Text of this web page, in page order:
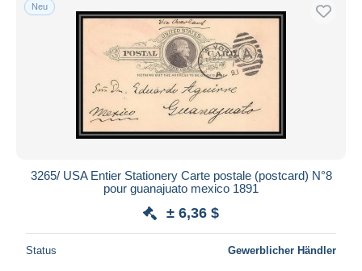
Neu
3265/ USA Entier Stationery Carte postale (postcard) N°8
pour guanajuato mexico 1891
± 6,36 $
Status Gewerblicher Händler